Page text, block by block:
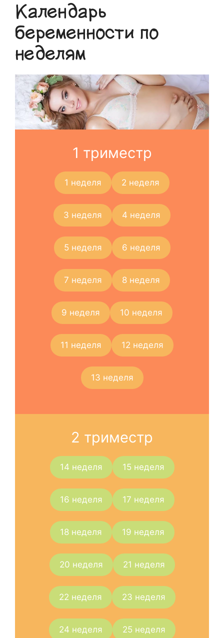
Календарь
беременности по
неделям
1 триместр
1 неделя 2 неделя
3 неделя 4 неделя
5 неделя 6 неделя
7 неделя 8 неделя
9 неделя 10 неделя
11 неделя 12 неделя
13 неделя
2 триместр
14 неделя 15 неделя
16 неделя 17 неделя
18 неделя 19 неделя
20 неделя 21 неделя
22 неделя 23 неделя
24 неделя 25 неделя